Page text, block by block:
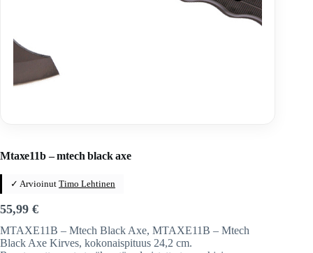
Mtaxe11b – mtech black axe
✓ Arvioinut Timo Lehtinen
55,99 €
MTAXE11B – Mtech Black Axe, MTAXE11B – Mtech
Black Axe Kirves, kokonaispituus 24,2 cm.